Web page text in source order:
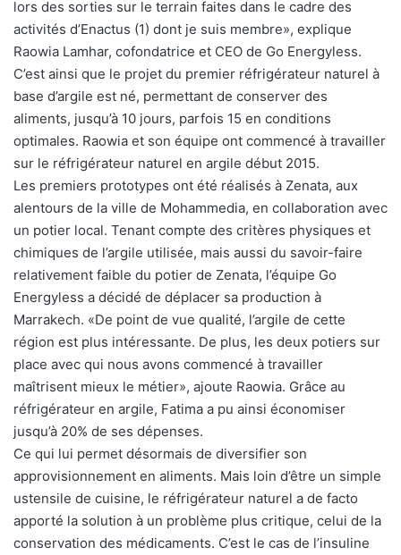
lors des sorties sur le terrain faites dans le cadre des
activités d’Enactus (1) dont je suis membre», explique
Raowia Lamhar, cofondatrice et CEO de Go Energyless.
C’est ainsi que le projet du premier réfrigérateur naturel à
base d’argile est né, permettant de conserver des
aliments, jusqu’à 10 jours, parfois 15 en conditions
optimales. Raowia et son équipe ont commencé à travailler
sur le réfrigérateur naturel en argile début 2015.
Les premiers prototypes ont été réalisés à Zenata, aux
alentours de la ville de Mohammedia, en collaboration avec
un potier local. Tenant compte des critères physiques et
chimiques de l’argile utilisée, mais aussi du savoir-faire
relativement faible du potier de Zenata, l’équipe Go
Energyless a décidé de déplacer sa production à
Marrakech. «De point de vue qualité, l’argile de cette
région est plus intéressante. De plus, les deux potiers sur
place avec qui nous avons commencé à travailler
maîtrisent mieux le métier», ajoute Raowia. Grâce au
réfrigérateur en argile, Fatima a pu ainsi économiser
jusqu’à 20% de ses dépenses.
Ce qui lui permet désormais de diversifier son
approvisionnement en aliments. Mais loin d’être un simple
ustensile de cuisine, le réfrigérateur naturel a de facto
apporté la solution à un problème plus critique, celui de la
conservation des médicaments. C’est le cas de l’insuline